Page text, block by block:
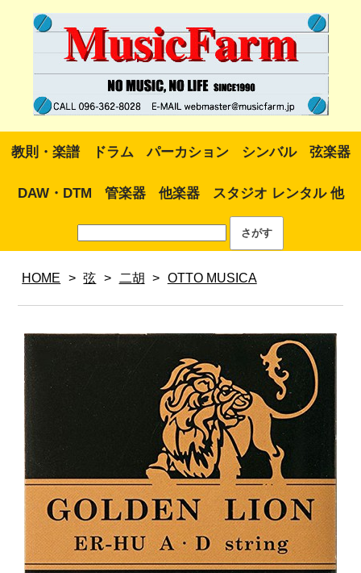
教則・楽譜 ドラム パーカション シンバル 弦楽器
DAW・DTM 管楽器 他楽器 スタジオ レンタル 他
HOME > 弦 > 二胡 > OTTO MUSICA